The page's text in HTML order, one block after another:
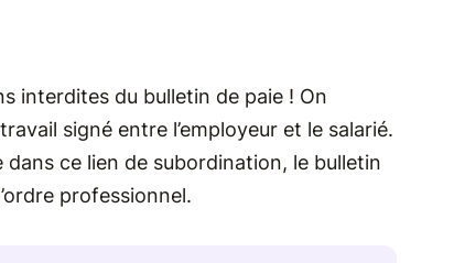
interdites du bulletin de paie ! On
signé entre l’employeur et le salarié.
ce lien de subordination, le bulletin
professionnel.